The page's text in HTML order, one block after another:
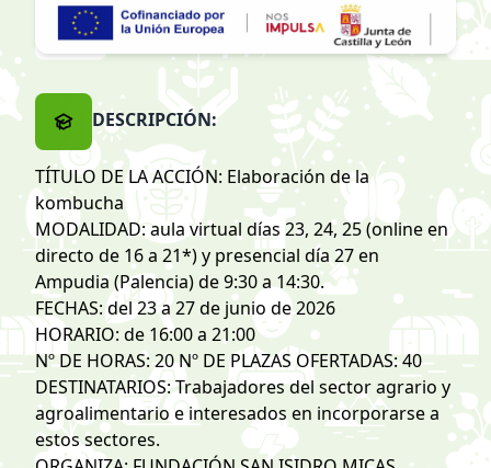
DESCRIPCIÓN:
TÍTULO DE LA ACCIÓN: Elaboración de la
kombucha
MODALIDAD: aula virtual días 23, 24, 25 (online en
directo de 16 a 21*) y presencial día 27 en
Ampudia (Palencia) de 9:30 a 14:30.
FECHAS: del 23 a 27 de junio de 2026
HORARIO: de 16:00 a 21:00
Nº DE HORAS: 20 Nº DE PLAZAS OFERTADAS: 40
DESTINATARIOS: Trabajadores del sector agrario y
agroalimentario e interesados en incorporarse a
estos sectores.